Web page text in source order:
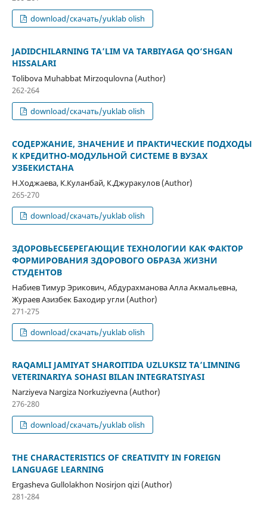
download/скачать/yuklab olish
JADIDCHILARNING TA’LIM VA TARBIYAGA QO‘SHGAN
HISSALARI
Tolibova Muhabbat Mirzoqulovna (Author)
262-264
download/скачать/yuklab olish
СОДЕРЖАНИЕ, ЗНАЧЕНИЕ И ПРАКТИЧЕСКИЕ ПОДХОДЫ
К КРЕДИТНО-МОДУЛЬНОЙ СИСТЕМЕ В ВУЗАХ
УЗБЕКИСТАНА
Н.Ходжаева, К.Куланбай, К.Джуракулов (Author)
265-270
download/скачать/yuklab olish
ЗДОРОВЬЕСБЕРЕГАЮЩИЕ ТЕХНОЛОГИИ КАК ФАКТОР
ФОРМИРОВАНИЯ ЗДОРОВОГО ОБРАЗА ЖИЗНИ
СТУДЕНТОВ
Набиев Тимур Эрикович, Абдурахманова Алла Акмальевна,
Жураев Азизбек Баходир угли (Author)
271-275
download/скачать/yuklab olish
RAQAMLI JAMIYAT SHAROITIDA UZLUKSIZ TA’LIMNING
VETERINARIYA SOHASI BILAN INTEGRATSIYASI
Narziyeva Nargiza Norkuziyevna (Author)
276-280
download/скачать/yuklab olish
THE CHARACTERISTICS OF CREATIVITY IN FOREIGN
LANGUAGE LEARNING
Ergasheva Gullolakhon Nosirjon qizi (Author)
281-284